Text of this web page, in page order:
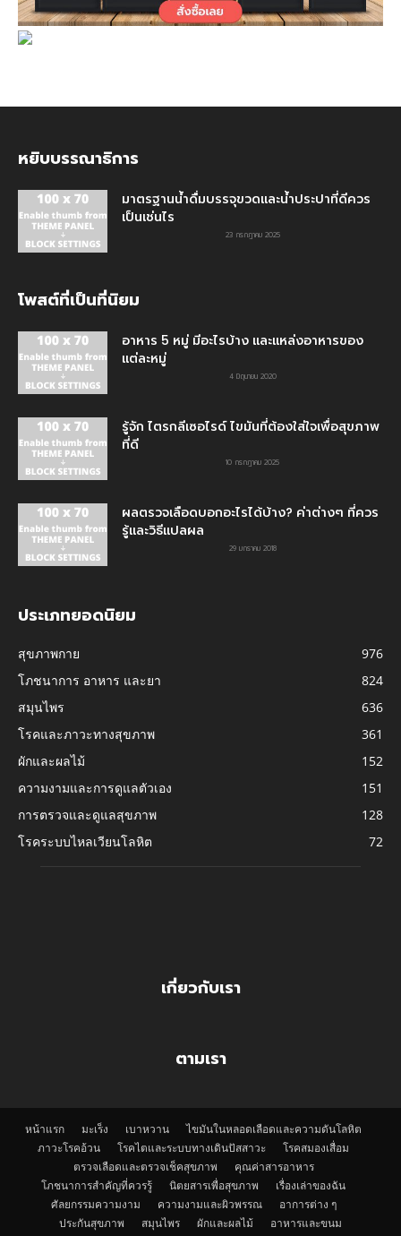
หยิบบรรณาธิการ
มาตรฐานน้ำดื่มบรรจุขวดและน้ำประปาที่ดีควร
เป็นเช่นไร
23 กรกฎาคม 2025
โพสต์ที่เป็นที่นิยม
อาหาร 5 หมู่ มีอะไรบ้าง และแหล่งอาหารของ
แต่ละหมู่
4 มิถุนายน 2020
รู้จัก ไตรกลีเซอไรด์ ไขมันที่ต้องใส่ใจเพื่อสุขภาพ
ที่ดี
10 กรกฎาคม 2025
ผลตรวจเลือดบอกอะไรได้บ้าง? ค่าต่างๆ ที่ควร
รู้และวิธีแปลผล
29 มกราคม 2018
ประเภทยอดนิยม
สุขภาพกาย
976
โภชนาการ อาหาร และยา
824
สมุนไพร
636
โรคและภาวะทางสุขภาพ
361
ผักและผลไม้
152
ความงามและการดูแลตัวเอง
151
การตรวจและดูแลสุขภาพ
128
โรคระบบไหลเวียนโลหิต
72
เกี่ยวกับเรา
ตามเรา
หน้าแรก มะเร็ง เบาหวาน
ไขมันในหลอดเลือดและความดันโลหิต
ภาวะโรคอ้วน
โรคไตและระบบทางเดินปัสสาวะ
โรคสมองเสื่อม
ตรวจเลือดและตรวจเช็คสุขภาพ
คุณค่าสารอาหาร
โภชนาการสำคัญที่ควรรู้
นิตยสารเพื่อสุขภาพ
เรื่องเล่าของฉัน
ศัลยกรรมความงาม
ความงามและผิวพรรณ
อาการต่าง ๆ
ประกันสุขภาพ
สมุนไพร ผักและผลไม้ อาหารและขนม